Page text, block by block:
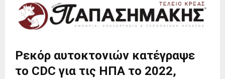
Ρεκόρ αυτοκτονιών κατέγραψε
το CDC για τις ΗΠΑ το 2022,